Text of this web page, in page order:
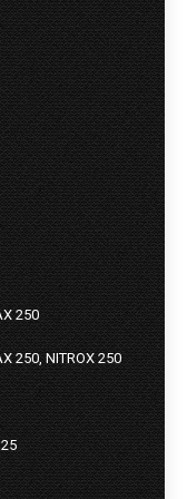
250
250, NITROX 250